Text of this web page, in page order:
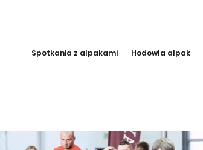
Spotkania z alpakami Hodowla alpak